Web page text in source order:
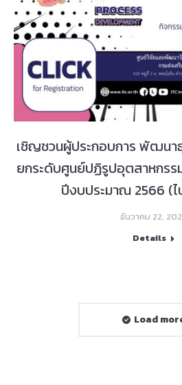
เชิญชวนผู้ประกอบการ พัฒนา
ยกระดับศูนย์ปฏิรูปอุตสาหกรร
ปีงบประมาณ 2566 (
ธันวาคม 22,
Details
Load